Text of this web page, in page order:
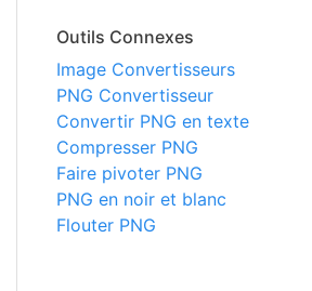
Outils Connexes
Image Convertisseurs
PNG Convertisseur
Convertir PNG en texte
Compresser PNG
Faire pivoter PNG
PNG en noir et blanc
Flouter PNG